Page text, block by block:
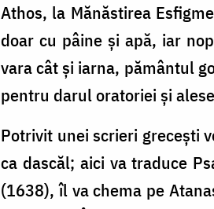
Athos, la Mănăstirea
doar cu pâine și apă, iar
vara cât și iarna, pământul
pentru darul oratoriei și
Potrivit unei scrieri grecești
ca dascăl; aici va traduce
(1638), îl va chema pe